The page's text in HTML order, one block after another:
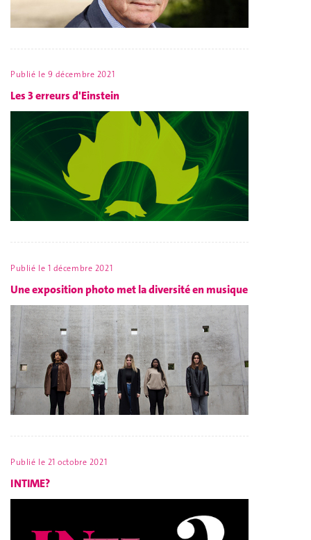
Publié le 9 décembre 2021
Les 3 erreurs d'Einstein
Publié le 1 décembre 2021
Une exposition photo met la diversité en musique
Publié le 21 octobre 2021
INTIME?